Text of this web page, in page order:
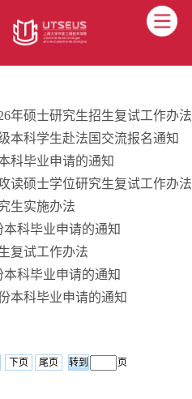
Formation
Vie sur le campus
Alumni
年硕士研究生招生复试工作办法
本科学生赴法国交流报名通知
科毕业申请的通知
读硕士学位研究生复试工作办法
生实施办法
本科毕业申请的通知
复试工作办法
本科毕业申请的通知
本科毕业申请的通知
下页 尾页 页